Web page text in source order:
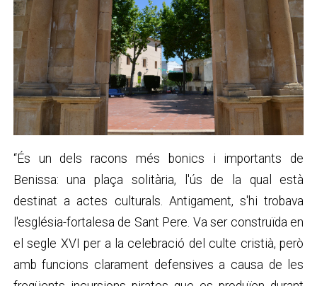
“És un dels racons més bonics i importants de
Benissa: una plaça solitària, l'ús de la qual està
destinat a actes culturals. Antigament, s'hi trobava
l'església-fortalesa de Sant Pere. Va ser construïda en
el segle XVI per a la celebració del culte cristià, però
amb funcions clarament defensives a causa de les